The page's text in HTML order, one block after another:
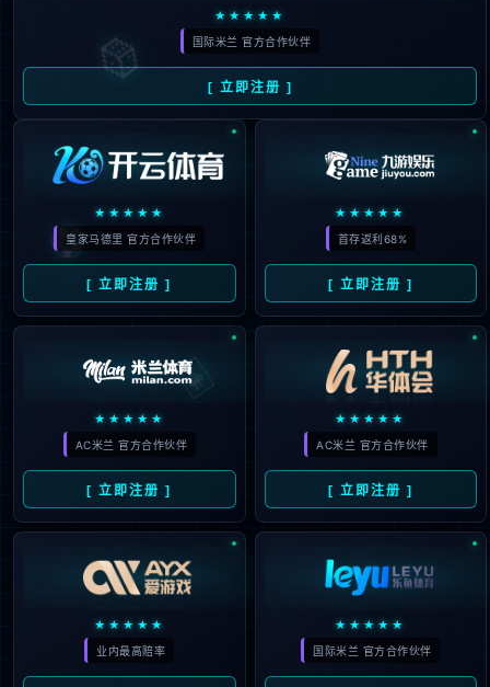
404
UH OH! 页面丢失
您所寻找的页面不存在。你可以点击下面的按钮，返回主页。
返回首页
联系技术服务商